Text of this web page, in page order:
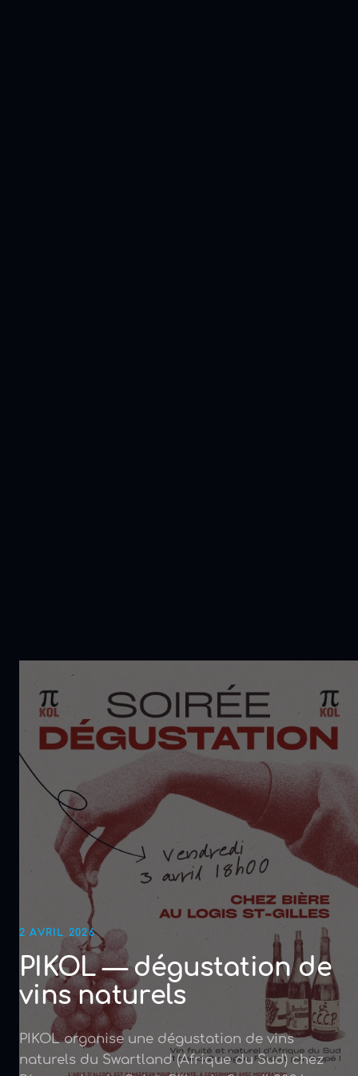
2 AVRIL 2026
PIKOL — dégustation de
vins naturels
PIKOL organise une dégustation de vins
naturels du Swartland (Afrique du Sud) chez